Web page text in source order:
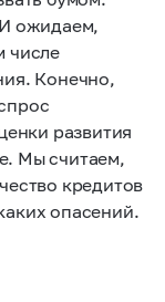
ожидаем,
числе
Конечно,
развития
Мы считаем,
кредитов
опасений.